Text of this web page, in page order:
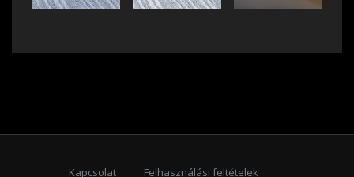
Kapcsolat Felhasználási feltételek